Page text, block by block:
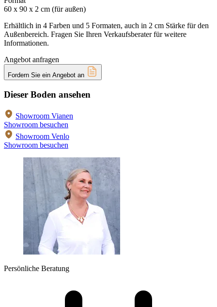
60 x 90 x 2 cm (für außen)
Erhältlich in 4 Farben und 5 Formaten, auch in 2 cm Stärke für den
Außenbereich. Fragen Sie Ihren Verkaufsberater für weitere
Informationen.
Angebot anfragen
Fordern Sie ein Angebot an
Dieser Boden ansehen
Showroom Vianen
Showroom besuchen
Showroom Venlo
Showroom besuchen
Persönliche Beratung